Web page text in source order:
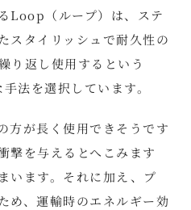
Loop（ループ）は、ステ
スタイリッシュで耐久性の
り返し使用するという
法を選択しています。
方が長く使用できそうです
撃を与えるとへこみます
います。それに加え、プ
め、運輸時のエネルギー効